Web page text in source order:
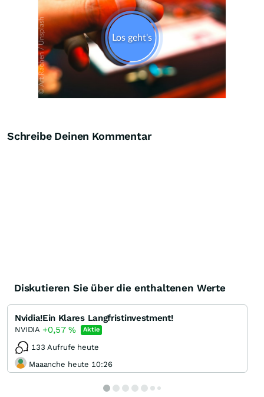
Schreibe Deinen Kommentar
Diskutieren Sie über die enthaltenen Werte
Nvidia!Ein Klares Langfristinvestment!
NVIDIA +0,57% Aktie
133 Aufrufe heute
Maaanche heute 10:26